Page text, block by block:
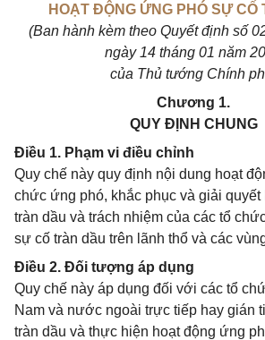
HOẠT ĐỘNG ỨNG PHÓ SỰ CỐ
(Ban hành kèm theo Quyết định số
ngày 14 tháng 01 năm
của Thủ tướng Chính
Chương 1.
QUY ĐỊNH CHUNG
Điều 1. Phạm vi điều chỉnh
Quy chế này quy định nội dung hoạt
chức ứng phó, khắc phục và giải
tràn dầu và trách nhiệm của các tổ
sự cố tràn dầu trên lãnh thổ và các
Điều 2. Đối tượng áp dụng
Quy chế này áp dụng đối với các tổ
Nam và nước ngoài trực tiếp hay gián
tràn dầu và thực hiện hoạt động ứng